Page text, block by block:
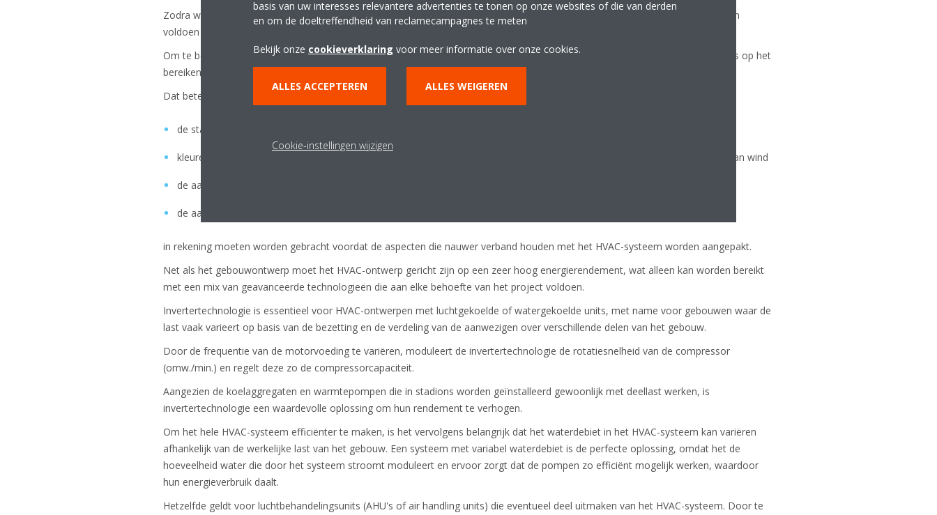
Zodra we het daarover eens zijn, kunnen we analyseren hoe moderne HVAC-systemen aan de airconditioningbehoeften kunnen
voldoen en tegelijkertijd toch energie-efficiënt en milieuvriendelijk zijn.
Om te beginnen moeten HVAC-systemen worden beschouwd als een integraal onderdeel van het gebouwontwerp dat gericht is op het
bereiken van het beste energierendement.
Dat betekent dat aspecten zoals:
de stadionoriëntatie gebaseerd op de beweging van de zon
kleurenschema's en oppervlakteontwerp van het gebouw die gericht zijn op het reflecteren van warmte en/of het afleiden van wind
de aanwezigheid van een schuifdak
de aanwezigheid van fotovoltaïsche panelen om elektriciteit op te wekken voor het stadion
in rekening moeten worden gebracht voordat de aspecten die nauwer verband houden met het HVAC-systeem worden aangepakt.
Net als het gebouwontwerp moet het HVAC-ontwerp gericht zijn op een zeer hoog energierendement, wat alleen kan worden bereikt
met een mix van geavanceerde technologieën die aan elke behoefte van het project voldoen.
Invertertechnologie is essentieel voor HVAC-ontwerpen met luchtgekoelde of watergekoelde units, met name voor gebouwen waar de
last vaak varieert op basis van de bezetting en de verdeling van de aanwezigen over verschillende delen van het gebouw.
Door de frequentie van de motorvoeding te variëren, moduleert de invertertechnologie de rotatiesnelheid van de compressor
(omw./min.) en regelt deze zo de compressorcapaciteit.
Aangezien de koelaggregaten en warmtepompen die in stadions worden geïnstalleerd gewoonlijk met deellast werken, is
invertertechnologie een waardevolle oplossing om hun rendement te verhogen.
Om het hele HVAC-systeem efficiënter te maken, is het vervolgens belangrijk dat het waterdebiet in het HVAC-systeem kan variëren
afhankelijk van de werkelijke last van het gebouw. Een systeem met variabel waterdebiet is de perfecte oplossing, omdat het de
hoeveelheid water die door het systeem stroomt moduleert en ervoor zorgt dat de pompen zo efficiënt mogelijk werken, waardoor
hun energieverbruik daalt.
Hetzelfde geldt voor luchtbehandelingsunits (AHU's of air handling units) die eventueel deel uitmaken van het HVAC-systeem. Door te
basis van uw interesses relevantere advertenties te tonen op onze websites of die van derden
en om de doeltreffendheid van reclamecampagnes te meten
Bekijk onze cookieverklaring voor meer informatie over onze cookies.
ALLES ACCEPTEREN ALLES WEIGEREN
Cookie-instellingen wijzigen